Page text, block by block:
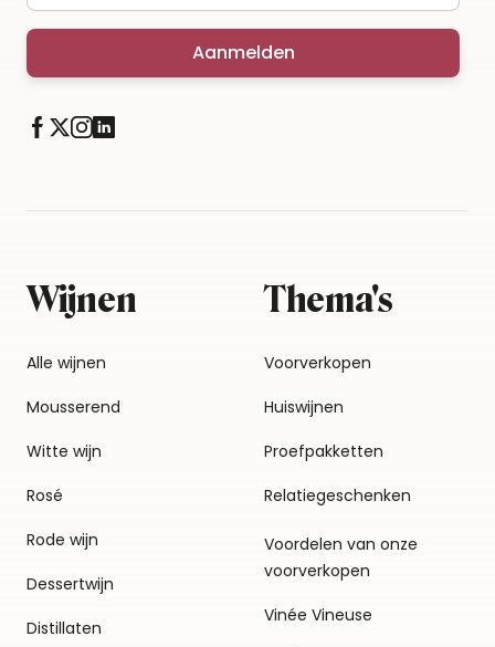
Aanmelden
Wijnen
Alle wijnen
Mousserend
Witte wijn
Rosé
Rode wijn
Dessertwijn
Distillaten
Thema's
Voorverkopen
Huiswijnen
Proefpakketten
Relatiegeschenken
Voordelen van onze
voorverkopen
Vinée Vineuse